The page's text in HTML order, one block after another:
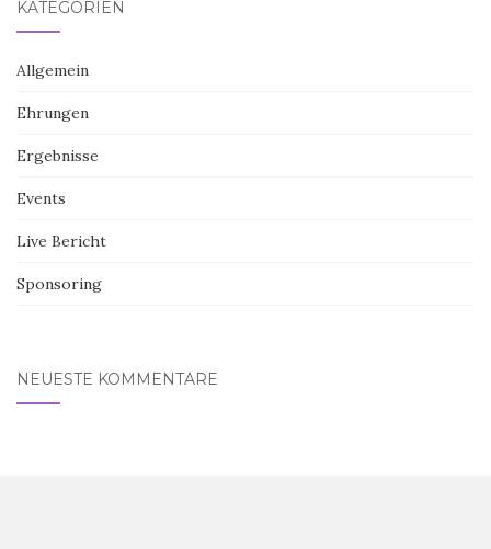
KATEGORIEN
Allgemein
Ehrungen
Ergebnisse
Events
Live Bericht
Sponsoring
NEUESTE KOMMENTARE